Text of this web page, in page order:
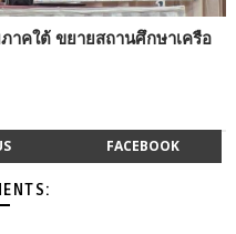
คใต้ ขยายสถานศึกษาเครือ
FACEBOOK